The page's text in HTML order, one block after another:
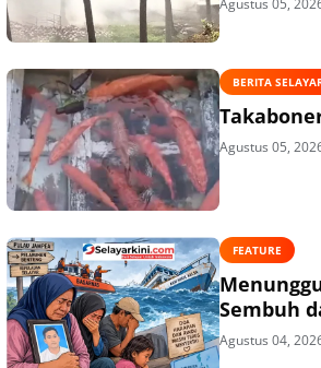
Agustus 05,
BERITA
Agustus 05,
FEATURE
Sembuh
Agustus 04,